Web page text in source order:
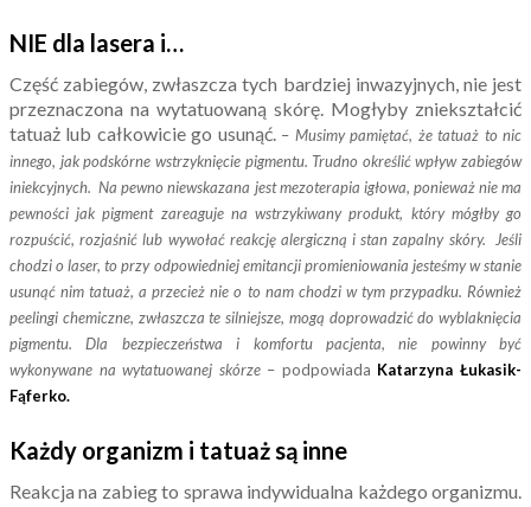
NIE dla lasera i…
Część zabiegów, zwłaszcza tych bardziej inwazyjnych, nie jest
przeznaczona na wytatuowaną skórę. Mogłyby zniekształcić
tatuaż lub całkowicie go usunąć. – Musimy pamiętać, że tatuaż to nic
innego, jak podskórne wstrzyknięcie pigmentu. Trudno określić wpływ zabiegów
iniekcyjnych. Na pewno niewskazana jest mezoterapia igłowa, ponieważ nie ma
pewności jak pigment zareaguje na wstrzykiwany produkt, który mógłby go
rozpuścić, rozjaśnić lub wywołać reakcję alergiczną i stan zapalny skóry. Jeśli
chodzi o laser, to przy odpowiedniej emitancji promieniowania jesteśmy w stanie
usunąć nim tatuaż, a przecież nie o to nam chodzi w tym przypadku. Również
peelingi chemiczne, zwłaszcza te silniejsze, mogą doprowadzić do wyblaknięcia
pigmentu. Dla bezpieczeństwa i komfortu pacjenta, nie powinny być
wykonywane na wytatuowanej skórze– podpowiada Katarzyna Łukasik-
Fąferko.
Każdy organizm i tatuaż są inne
Reakcja na zabieg to sprawa indywidualna każdego organizmu.